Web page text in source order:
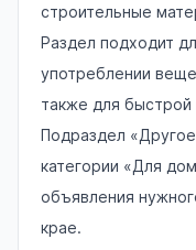
строительные
Раздел подходит
употреблении
также для
Подраздел
категории «Для
объявления
крае.